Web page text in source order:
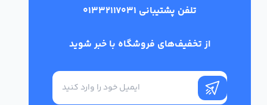
تلفن پشتیبانی 01332117031
از تخفیف‌های فروشگاه با خبر شوید